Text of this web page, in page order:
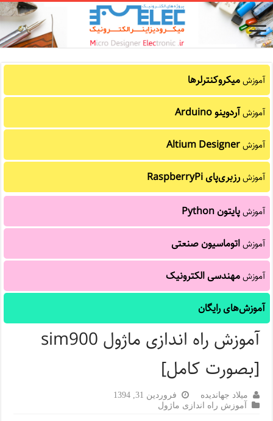
آموزشمیکروکنترلرها
آموزشآردوینو Arduino
آموزشAltium Designer
آموزشرزبری‌پای RaspberryPi
آموزشپایتون Python
آموزشاتوماسیون صنعتی
آموزشمهندسی الکترونیک
آموزش‌های رایگان
آموزش راه اندازی ماژول sim900
[بصورت کامل]
میلاد جهاندیده
فروردین 31, 1394
آموزش راه اندازی ماژول